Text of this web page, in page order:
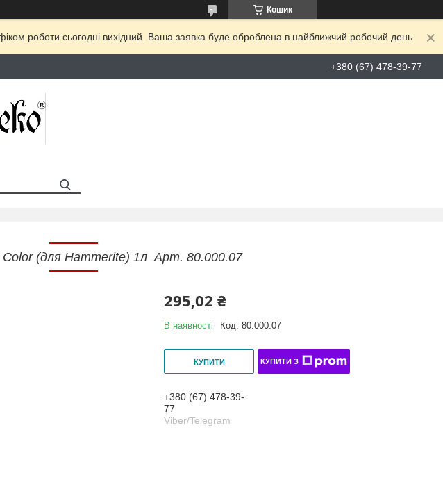
Кошик
роботи сьогодні вихідний. Ваша заявка буде оброблена в найближчий робочий день.
+380 (67) 478-39-77
Color (для Hammerite) 1л Арт. 80.000.07
295,02 ₴
В наявності Код:80.000.07
КУПИТИ КУПИТИ З
+380 (67) 478-39-
77
Viber/Telegram